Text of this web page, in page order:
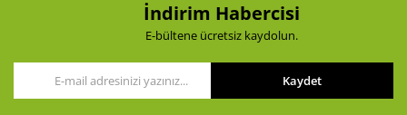
İndirim Habercisi
E-bültene ücretsiz kaydolun.
Kaydet